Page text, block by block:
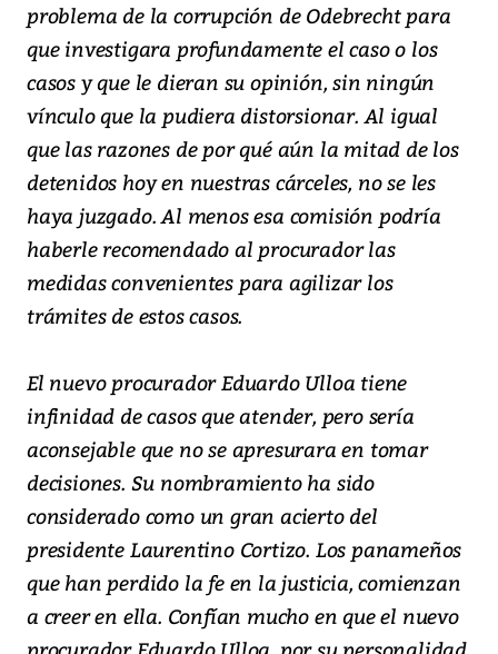
problema de la corrupción de Odebrecht para
que investigara profundamente el caso o los
casos y que le dieran su opinión, sin ningún
vínculo que la pudiera distorsionar. Al igual
que las razones de por qué aún la mitad de los
detenidos hoy en nuestras cárceles, no se les
haya juzgado. Al menos esa comisión podría
haberle recomendado al procurador las
medidas convenientes para agilizar los
trámites de estos casos.
El nuevo procurador Eduardo Ulloa tiene
infinidad de casos que atender, pero sería
aconsejable que no se apresurara en tomar
decisiones. Su nombramiento ha sido
considerado como un gran acierto del
presidente Laurentino Cortizo. Los panameños
que han perdido la fe en la justicia, comienzan
a creer en ella. Confían mucho en que el nuevo